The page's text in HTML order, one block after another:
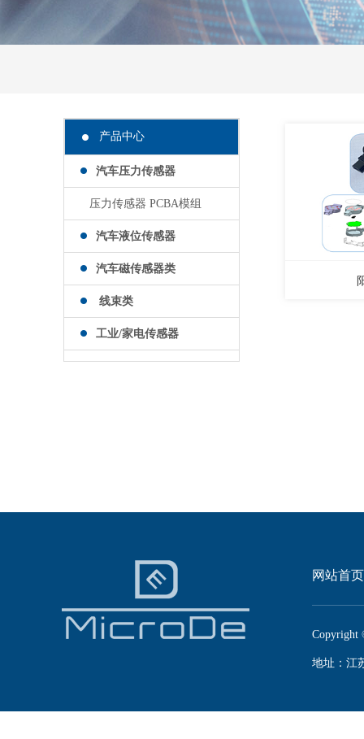
产品中心
汽车压力传感器
压力传感器 PCBA模组
汽车液位传感器
汽车磁传感器类
线束类
工业/家电传感器
网站首页
Copyright
地址：江